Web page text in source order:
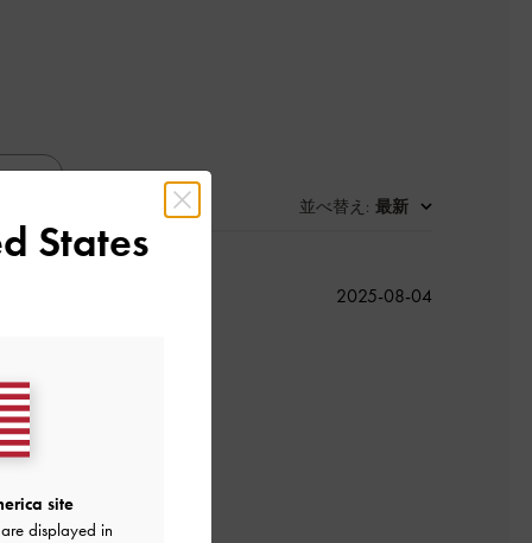
並べ替え : 最新
かった
公
2025-08-04
States
site
displayed in